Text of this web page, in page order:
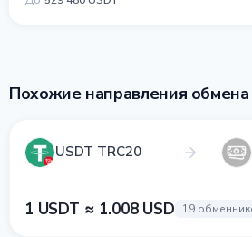
Похожие направления обмена
USDT TRC20
1 USDT ≈ 1.008 USD 19